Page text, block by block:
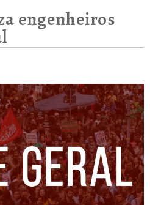
engenheiros